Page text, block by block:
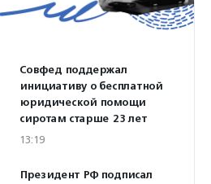
Совфед поддержал
инициативу о бесплатной
юридической помощи
сиротам старше 23 лет
13:19
Президент РФ подписал